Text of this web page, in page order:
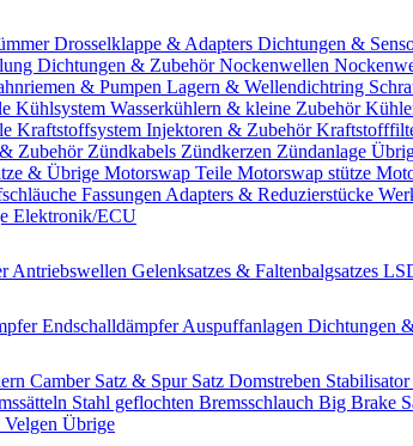
Drosselklappe & Adapters Dichtungen &
Dichtungen & ZubehörNockenwellen
& Pumpen Lagern & Wellendichtring
Kühlsystem Wasserkühlern & kleine Zubehör
Kraftstoffsystem Injektoren & Zubehör
Zubehör Zündkabels Zündkerzen Zündanlage
& Übrige Motorswap Teile Motorswap stütze
Fassungen Adapters & Reduzierstücke
Elektronik/ECU
Antriebswellen Gelenksatzes & Faltenbalgsatzes
EndschalldämpferAuspuffanlagen Dichtungen
Camber Satz & Spur Satz Domstreben
Stahl geflochten Bremsschlauch Big Brake
Velgen Übrige